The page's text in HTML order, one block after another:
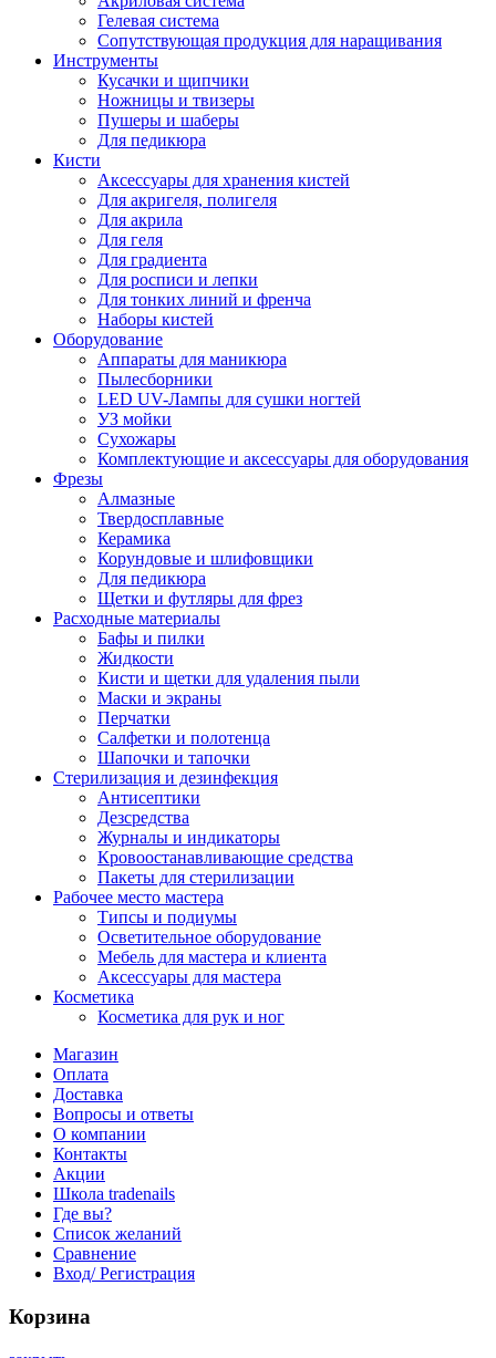
Гелевая система
Сопутствующая продукция для наращивания
Инструменты
Кусачки и щипчики
Ножницы и твизеры
Пушеры и шаберы
Для педикюра
Кисти
Аксессуары для хранения кистей
Для акригеля, полигеля
Для акрила
Для геля
Для градиента
Для росписи и лепки
Для тонких линий и френча
Наборы кистей
Оборудование
Аппараты для маникюра
Пылесборники
LED UV-Лампы для сушки ногтей
УЗ мойки
Сухожары
Комплектующие и аксессуары для оборудования
Фрезы
Алмазные
Твердосплавные
Керамика
Корундовые и шлифовщики
Для педикюра
Щетки и футляры для фрез
Расходные материалы
Бафы и пилки
Жидкости
Кисти и щетки для удаления пыли
Маски и экраны
Перчатки
Салфетки и полотенца
Шапочки и тапочки
Стерилизация и дезинфекция
Антисептики
Дезсредства
Журналы и индикаторы
Кровоостанавливающие средства
Пакеты для стерилизации
Рабочее место мастера
Типсы и подиумы
Осветительное оборудование
Мебель для мастера и клиента
Аксессуары для мастера
Косметика
Косметика для рук и ног
Магазин
Оплата
Доставка
Вопросы и ответы
О компании
Контакты
Акции
Школа tradenails
Где вы?
Список желаний
Сравнение
Вход/ Регистрация
Корзина